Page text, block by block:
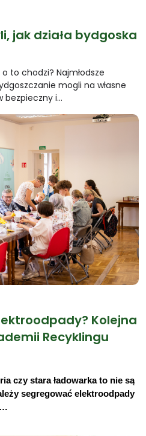
jak działa bydgoska
to chodzi? Najmłodsze
mogli na własne
bezpieczny i…
Kolejna
Recyklingu
czy stara ładowarka to nie są
segregować elektroodpady